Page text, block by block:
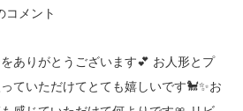
コメント
ありがとうございます💕 お人形とプ
ていただけてとても嬉しいです🐩✨お